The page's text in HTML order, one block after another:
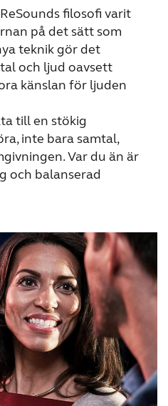
United Kingdom
Österreich
日本
filosofi varit
på det sätt som
teknik gör det
och ljud oavsett
känslan för ljuden
till en stökig
inte bara samtal,
Var du än är
och balanserad